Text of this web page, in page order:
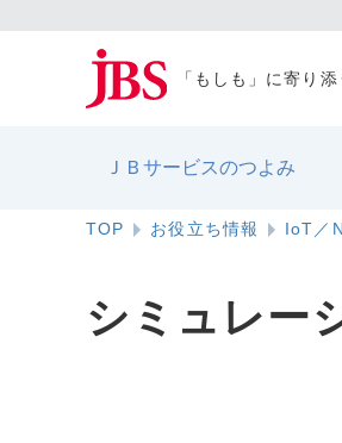
「もしも」に寄り
ＪＢサービスのつよみ
TOP お役立ち情報 IoT／
シミュレー